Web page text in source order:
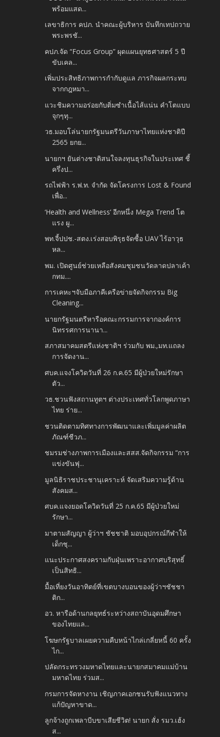
พร้อมแสด...
เลขาธิการ คปภ. นำคณะผู้บริหาร บันทึกเทปถวาย
พระพรชั...
คปภ.จัด “Focus Group” ผุดแผนยุทธศาสตร์ 5 ปี
ขับเคล...
เพิ่มประสิทธิภาพการกำกับดูแล ภารกิจผลกระทบ
จากกฎหมา...
แวะชิมความอร่อยกับติ่มซำเนื้อไส้แน่น คำโตแบบ
จุกๆทุ...
วธ.มอบโล่นายกรัฐมนตรีวันภาษาไทยแห่งชาติปี
2565 ยกย...
นายกฯ ยันต่างชาติสนใจลงทุนธุรกิจในประเทศ ชี้
ครึ่งป...
รถไฟฟ้า ร.ฟ.ท. จำกัด จัดโครงการ Lost & Found
เพื่อ...
‘Health and Wellness’ อีกหนึ่ง Mega Trend โต
แรง ผู...
พท.จี้ปปช.-สตง.เร่งสอบพิรุธจัดซื้อ UAV ไร้อาวุธ
หล...
พม. เปิดศูนย์ช่วยเหลือสังคมชุมชนวัดลาดปลาเค้า
กทม....
การเคหะฯจับมือภาคีเครือข่ายจัดกิจกรรม Big
Cleaning...
นายกรัฐมนตรีหารือคณะกรรมการจากองค์การ
นิทรรศการนานา...
สภาสมาคมสตรีแห่งชาติฯ ร่วมกับ พม.,มท.แถลง
การจัดงาน...
ศบค.แจงโควิดวันที่ 26 ก.ค.65 มีผู้ป่วยใหม่รักษา
ตัว...
วธ.ชวนฟังสถานทูตฯ ต่างประเทศทั่วโลกพูดภาษา
ไทย ร่าย...
ชวนติดตามทิศทางการพัฒนาและเพิ่มมูลค่าผลิต
ภัณฑ์ชีวภ...
ชมรมช่างภาพการเมืองและสสส.จัดกิจกรรม “การ
แข่งขันฟุ...
มูลนิธิราชประชานุเคราะห์ จัดเสริมความรู้ด้าน
สังคมส...
ศบค.แจงยอดโควิดวันที่ 25 ก.ค.65 มีผู้ป่วยใหม่
รักษา...
มาตามสัญญา ผู้ว่าฯ ชัชชาติ มอบอุปกรณ์กีฬาให้
เด็กชุ...
แนะประกาศสงครามกับฝุ่นเพราะอากาศบริสุทธิ์
เป็นสิทธิ...
มื้อเที่ยงวันอาทิตย์ที่เขตบางบอนของผู้ว่าฯชัชชา
ติก...
อว. หารือด้านกลยุทธ์ระหว่างสถาบันอุดมศึกษา
ของไทยแล...
โฆษกรัฐบาลเผยความคืบหน้าไกล่เกลี่ยหนี้ 60 ครั้ง
ไก...
ปลัดกระทรวงมหาดไทยและนายกสมาคมแม่บ้าน
มหาดไทย ร่วมส...
กรมการจัดหางาน เชิญภาคเอกชนรับฟังแนวทาง
แก้ปัญหาขาด...
ลูกจ้างถูกเพลาบีบขาเสียชีวิต! นายก สั่ง รมว.เฮ้ง
ส...